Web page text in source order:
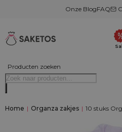
Onze BlogFAQ
Producten zoeken
Home | Organza zakjes | 10 stuks